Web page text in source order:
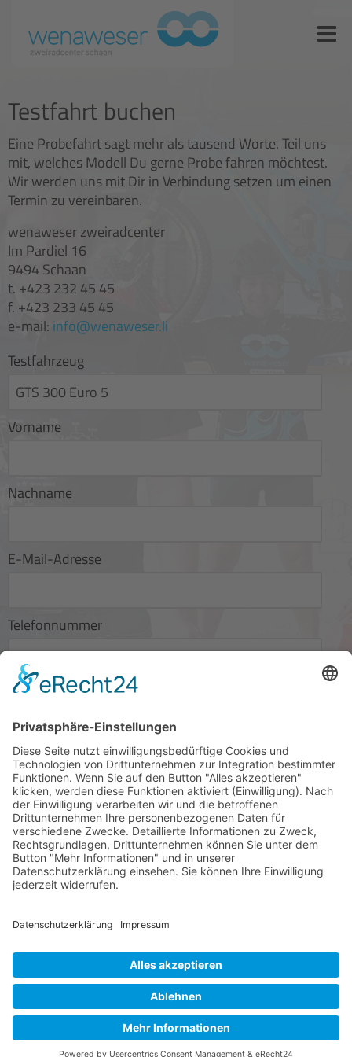
Testfahrt buchen
Eine Probefahrt sagt mehr als tausend Worte. Teil uns
mit, welches Modell Du gerne Probe fahren möchtest.
Wir werden uns mit Dir in Verbindung setzen um einen
Termin zu vereinbaren.
wenaweser zweiradcenter
Im Pardiel 16
9494 Schaan
t. +423 232 45 45
f. +423 233 45 45
e-mail: info@wenaweser.li
Testfahrzeug
Vorname
Nachname
E-Mail-Adresse
Telefonnummer
Wunschdatum
Europa/Berlin
Ihre Nachricht
Das Formular ist gegen das automatische Ausfüllen
Formular nicht wie erwartet funktioniert, wende Dich
bitte an den Website Inhaber.
Absenden